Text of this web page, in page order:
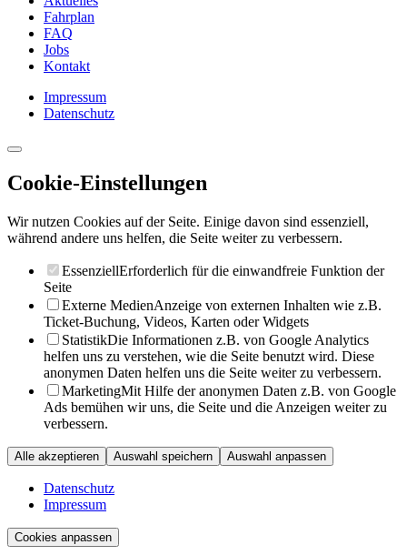
Fahrplan
FAQ
Jobs
Kontakt
Impressum
Datenschutz
Cookie-Einstellungen
Wir nutzen Cookies auf der Seite. Einige davon sind essenziell,
während andere uns helfen, die Seite weiter zu verbessern.
EssenziellErforderlich für die einwandfreie Funktion der
Seite
Externe MedienAnzeige von externen Inhalten wie z.B.
Ticket-Buchung, Videos, Karten oder Widgets
StatistikDie Informationen z.B. von Google Analytics
helfen uns zu verstehen, wie die Seite benutzt wird. Diese
anonymen Daten helfen uns die Seite weiter zu verbessern.
MarketingMit Hilfe der anonymen Daten z.B. von Google
Ads bemühen wir uns, die Seite und die Anzeigen weiter zu
verbessern.
Alle akzeptieren Auswahl speichern Auswahl anpassen
Datenschutz
Impressum
Cookies anpassen